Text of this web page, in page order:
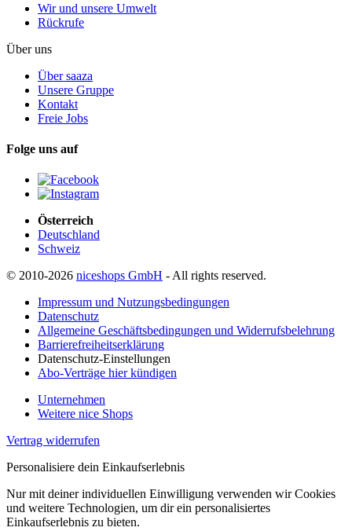
Wir und unsere Umwelt
Rückrufe
Über uns
Über saaza
Unsere Gruppe
Kontakt
Freie Jobs
Folge uns auf
Österreich
Deutschland
Schweiz
© 2010-2026 niceshops GmbH - All rights reserved.
Impressum und Nutzungsbedingungen
Datenschutz
Allgemeine Geschäftsbedingungen und Widerrufsbelehrung
Barrierefreiheitserklärung
Datenschutz-Einstellungen
Abo-Verträge hier kündigen
Unternehmen
Weitere nice Shops
Vertrag widerrufen
Personalisiere dein Einkaufserlebnis
Nur mit deiner individuellen Einwilligung verwenden wir Cookies
und weitere Technologien, um dir ein personalisiertes
Einkaufserlebnis zu bieten.